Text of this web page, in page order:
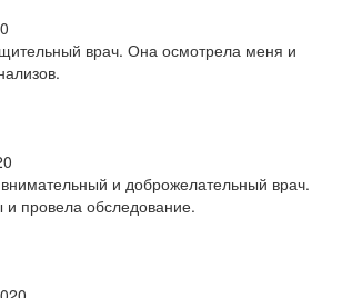
врач. Она осмотрела меня и
и доброжелательный врач.
провела обследование.